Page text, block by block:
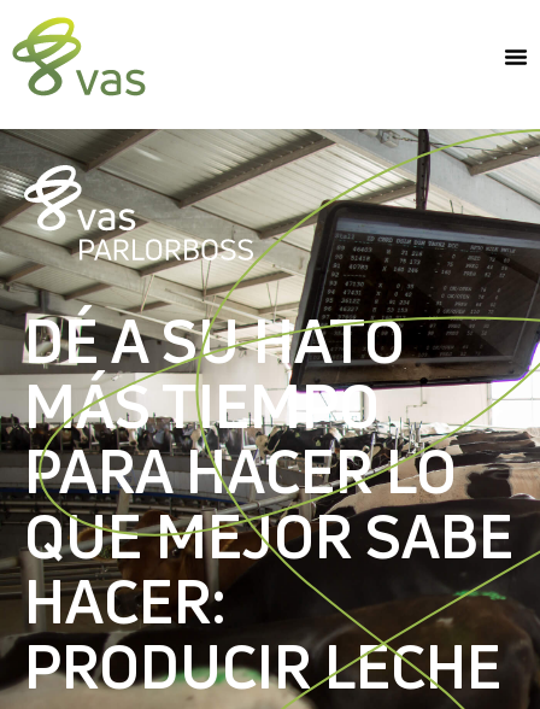
DÉ A SU HATO
MÁS TIEMPO
PARA HACER LO
QUE MEJOR SABE
HACER:
PRODUCIR LECHE